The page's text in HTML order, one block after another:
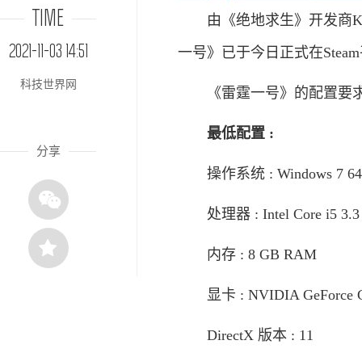
TIME
2021-11-03 14:51
科技世界网
分享
由《绝地求生》开发商
一号》已于今日正式在
《雷霆一号》的配置要
最低配置 :
操作系统 : Windows 7
处理器 : Intel Core i5 3.3
内存 : 8 GB RAM
显卡 : NVIDIA GeForce
DirectX 版本 : 11